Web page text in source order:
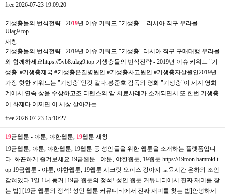
free 2026-07-23 19:09:20
기생충들의 번식전략 - 2019년 이슈 키워드 "기생충" - 러시아 직구 우라몰
Ulag9.top
새창
기생충들의 번식전략 - 2019년 이슈 키워드 "기생충" 러시아 직구 구매대행 우라몰
와 함께하세요https://5yb8.ulag9.top 기생충들의 번식전략 - 2019년 이슈 키워드 "기
생충"#기생충제국 #기생충은질병원인 #기생충사고원인 #기생충자살원인2019년
가장 핫한 키워드는 "기생충"인것 같다.봉준호 감독의 영화 "기생충"이 세계 영화
계에서 연속 상을 수상하고조 티펜스의 암 치료사례가 소개되면서 또 한번 기생충
이 화제다.어쩌면 이 세상 살아가는…
free 2026-07-23 15:10:27
19금웹툰 - 야툰, 야한웹툰, 19웹툰 새창
19금웹툰, 야툰, 야한웹툰, 19웹툰 등 성인들을 위한 웹툰을 소개하는 플랫폼입니
다. 화끈하게 즐겨보세요.19금웹툰 - 야툰, 야한웹툰, 19웹툰 https://19toon.bamtoki.t
op 19금웹툰 - 야툰, 야한웹툰, 19웹툰 시크릿 오피스 강아지 교육시간 은하의 조언
갇혀있다 1일 1녀 동거 [19금 웹툰의 정석! 성인 웹툰 커뮤니티에서 진짜 재미를 찾
는 법] [19금 웹툰의 정석! 성인 웹툰 커뮤니티에서 진짜 재미를 찾는 법]안녕하세